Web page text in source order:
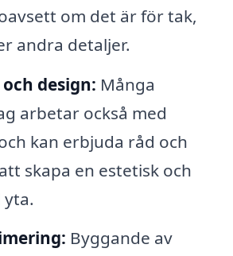
om det är för tak,
andra detaljer.
design: Många
arbetar också med
kan erbjuda råd och
skapa en estetisk och
Byggande av